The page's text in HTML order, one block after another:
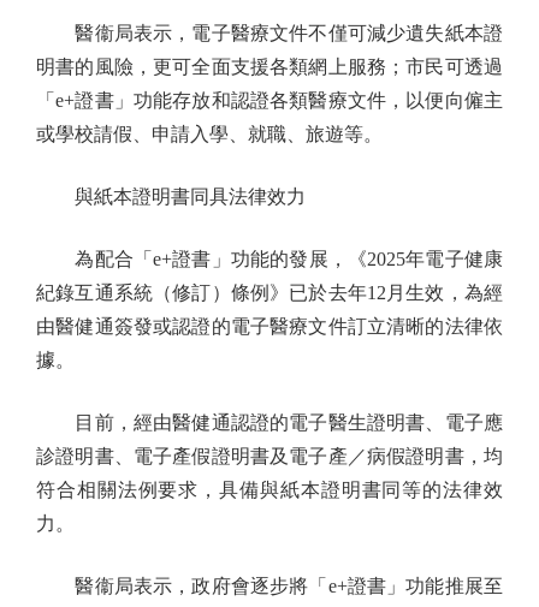
醫衞局表示，電子醫療文件不僅可減少遺失紙本證
明書的風險，更可全面支援各類網上服務；市民可透過
「e+證書」功能存放和認證各類醫療文件，以便向僱主
或學校請假、申請入學、就職、旅遊等。
與紙本證明書同具法律效力
為配合「e+證書」功能的發展，《2025年電子健康
紀錄互通系統（修訂）條例》已於去年12月生效，為經
由醫健通簽發或認證的電子醫療文件訂立清晰的法律依
據。
目前，經由醫健通認證的電子醫生證明書、電子應
診證明書、電子產假證明書及電子產／病假證明書，均
符合相關法例要求，具備與紙本證明書同等的法律效
力。
醫衞局表示，政府會逐步將「e+證書」功能推展至